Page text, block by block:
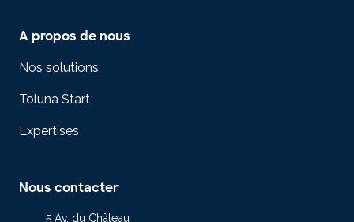
A propos de nous
Nos solutions
Toluna Start
Expertises
Nous contacter
5 Av. du Château